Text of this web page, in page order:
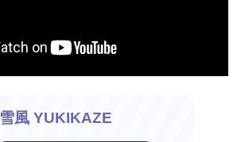
雪風 YUKIKAZE